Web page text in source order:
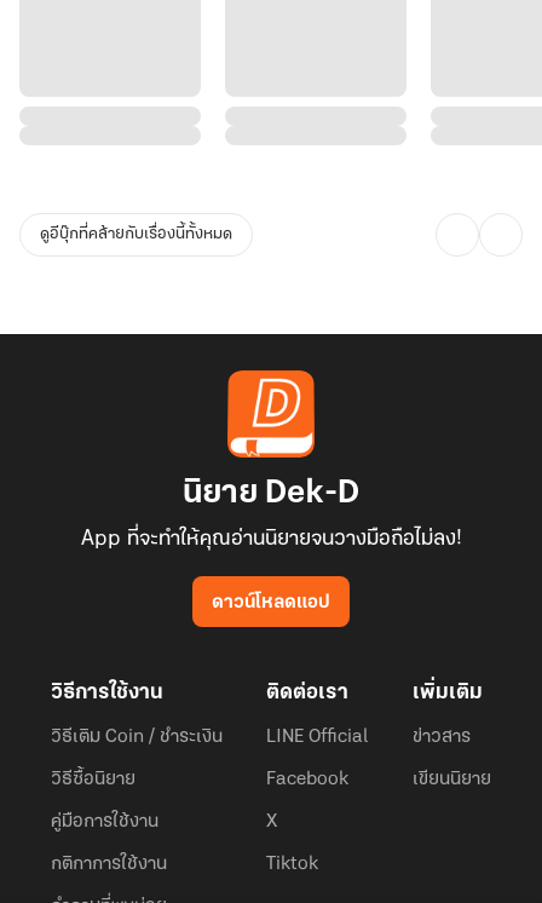
ดูอีบุ๊กที่คล้ายกับเรื่องนี้ทั้งหมด
นิยาย Dek-D
App ที่จะทำให้คุณอ่านนิยายจนวางมือถือไม่ลง!
ดาวน์โหลดแอป
วิธีการใช้งาน
วิธีเติม Coin / ชำระเงิน
วิธีซื้อนิยาย
คู่มือการใช้งาน
กติกาการใช้งาน
ติดต่อเรา
LINE Official
Facebook
X
Tiktok
เพิ่มเติม
ข่าวสาร
เขียนนิยาย